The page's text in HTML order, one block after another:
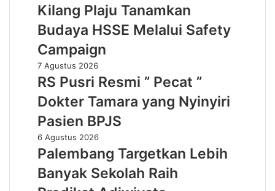
Pit
Stop
Part
II
2026,
Kilang
Plaju
Tanamkan
Budaya
HSSE
Melalui
Safety
Campaign
Kilang Plaju Tanamkan
Budaya HSSE Melalui Safety
Campaign
RS
Pusri
Resmi
Pecat
”
Dokter
Tamara
yang
Nyinyiri
7 Agustus 2026
RS Pusri Resmi ” Pecat ”
Dokter Tamara yang Nyinyiri
Pasien BPJS
Palembang
Targetkan
Lebih
Banyak
Sekolah
6 Agustus 2026
Palembang Targetkan Lebih
Banyak Sekolah Raih